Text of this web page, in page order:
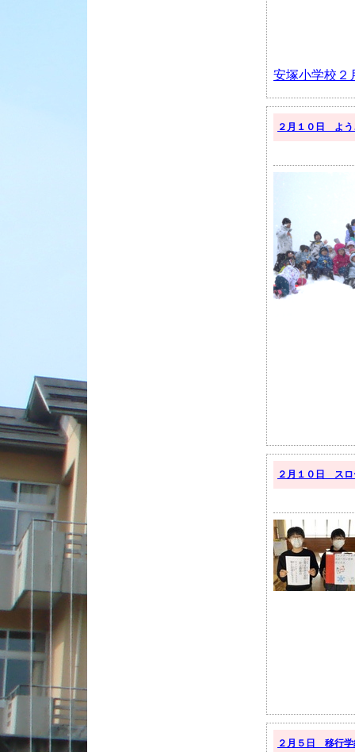
安塚小学校２
２月１０日 よう
２月１０日 スロ
２月５日 移行学